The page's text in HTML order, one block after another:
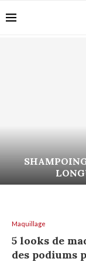
Maquillage
5 looks de
des podiums